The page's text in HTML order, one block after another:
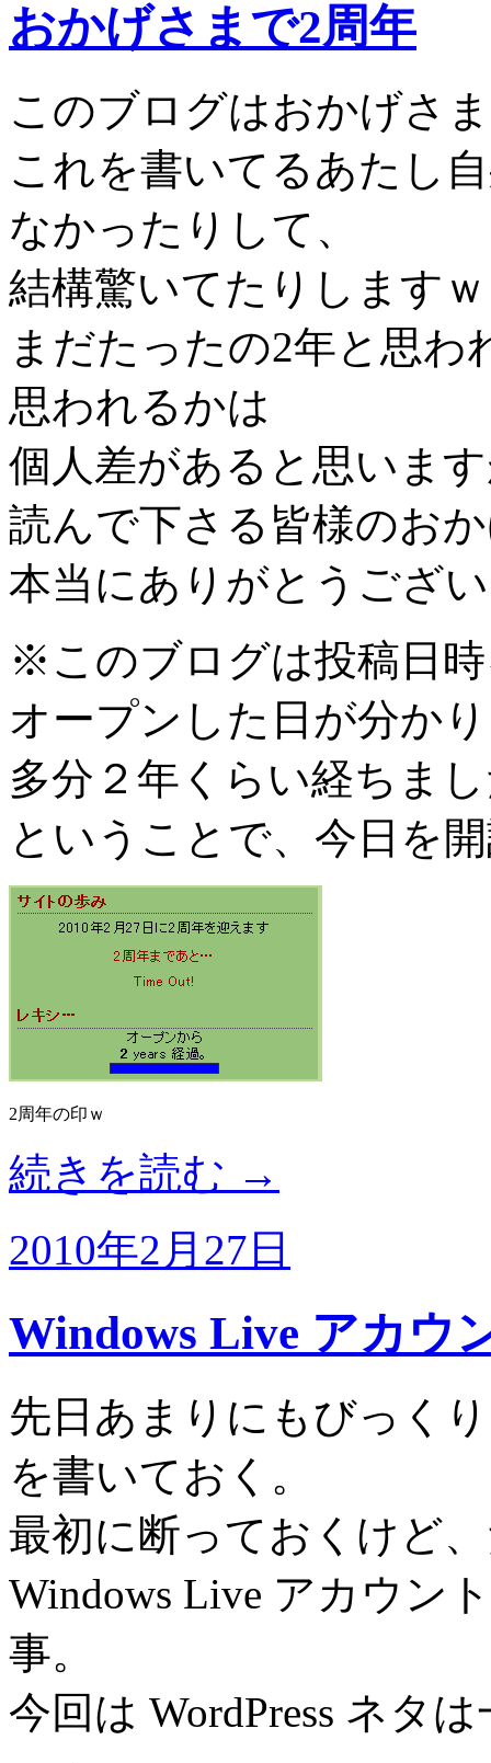
おかげさまで2周年
このブログはおかげさ
これを書いてるあたし
なかったりして、
結構驚いてたりしますｗ
まだたったの2年と思わ
思われるかは
個人差があると思いま
読んで下さる皆様のお
本当にありがとうござ
※このブログは投稿日
オープンした日が分か
多分２年くらい経ちま
ということで、今日を
2周年の印ｗ
続きを読む →
2010年2月27日
Windows Live アカウ
先日あまりにもびっく
を書いておく。
最初に断っておくけど
Windows Live アカウン
事。
今回は WordPress ネタ